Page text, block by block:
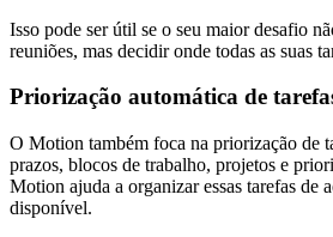
Isso pode ser útil se o seu maior desafio
reuniões, mas decidir onde todas as suas
Priorização automática de
O Motion também foca na priorização de
prazos, blocos de trabalho, projetos e
Motion ajuda a organizar essas tarefas de
disponível.